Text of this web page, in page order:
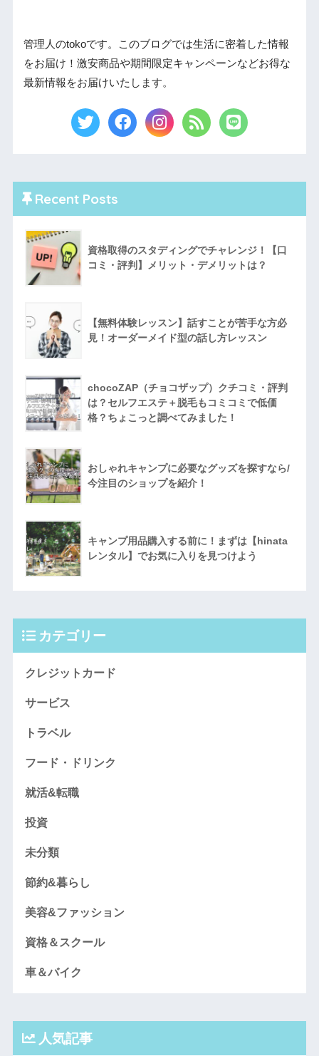
管理人のtokoです。このブログでは生活に密着した情報
をお届け！激安商品や期間限定キャンペーンなどお得な
最新情報をお届けいたします。
Recent Posts
資格取得のスタディングでチャレンジ！【口
コミ・評判】メリット・デメリットは？
【無料体験レッスン】話すことが苦手な方必
見！オーダーメイド型の話し方レッスン
chocoZAP（チョコザップ）クチコミ・評判
は？セルフエステ＋脱毛もコミコミで低価
格？ちょこっと調べてみました！
おしゃれキャンプに必要なグッズを探すなら/
今注目のショップを紹介！
キャンプ用品購入する前に！まずは【hinata
レンタル】でお気に入りを見つけよう
カテゴリー
クレジットカード
サービス
トラベル
フード・ドリンク
就活&転職
投資
未分類
節約&暮らし
美容&ファッション
資格＆スクール
車＆バイク
人気記事